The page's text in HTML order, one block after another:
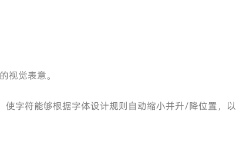
觉表意。
使字符能够根据字体设计规则自动缩小并升/降位置，以